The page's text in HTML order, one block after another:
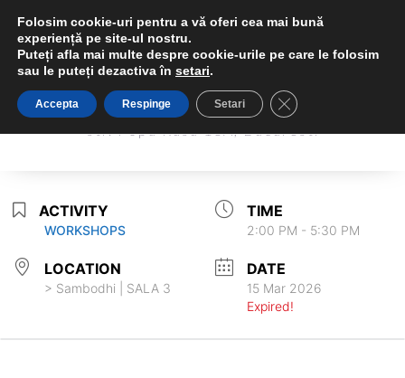
Sambodhi Studio
str. Popa Rusu 16A, Bucuresti
Sambodhi Studio
ACTIVITY
WORKSHOPS
TIME
2:00 PM - 5:30 PM
LOCATION
> Sambodhi | SALA 3
DATE
15 Mar 2026
Expired!
Folosim cookie-uri pentru a vă oferi cea mai bună
experiență pe site-ul nostru.
Puteți afla mai multe despre cookie-urile pe care le folosim
sau le puteți dezactiva în setari.
Accepta Respinge Setari Close GDPR Cookie